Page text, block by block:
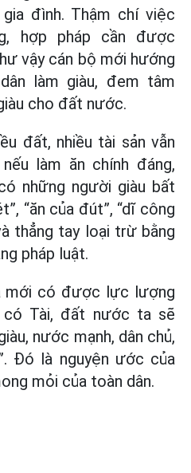
đình. Thậm chí việc
hợp pháp cần được
vậy cán bộ mới hướng
làm giàu, đem tâm
cho đất nước.
đất, nhiều tài sản vẫn
làm ăn chính đáng,
những người giàu bất
“ăn của đút”, “dĩ công
thẳng tay loại trừ bằng
pháp luật.
mới có được lực lượng
Tài, đất nước ta sẽ
nước mạnh, dân chủ,
Đó là nguyện ước của
mỏi của toàn dân.